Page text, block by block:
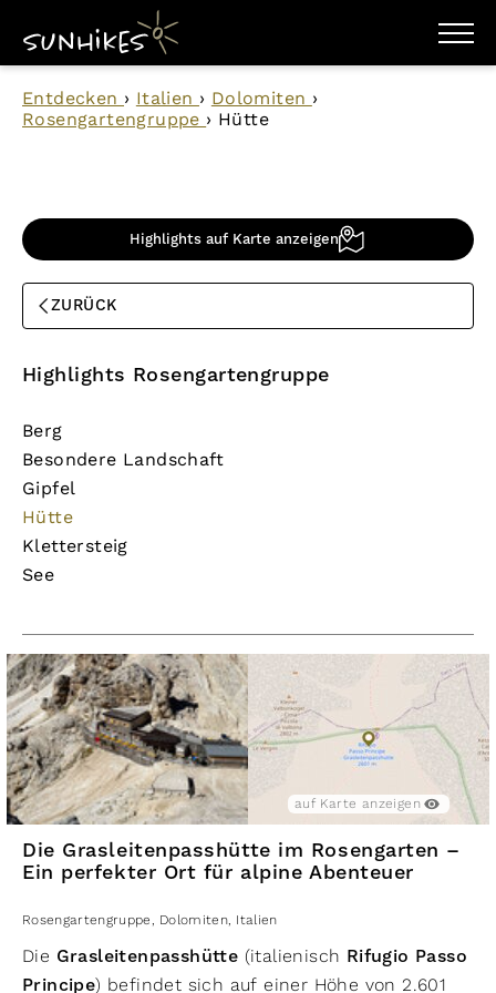
WANDERZIELE
WANDERUNGEN
ENTDECKEN
Entdecken › Italien › Dolomiten ›
Rosengartengruppe › Hütte
Highlights auf Karte anzeigen
ZURÜCK
Highlights Rosengartengruppe
Berg
Besondere Landschaft
Gipfel
Hütte
Klettersteig
See
auf Karte anzeigen
Die Grasleitenpasshütte im Rosengarten –
Ein perfekter Ort für alpine Abenteuer
Rosengartengruppe, Dolomiten, Italien
Die Grasleitenpasshütte (italienisch Rifugio Passo
Principe) befindet sich auf einer Höhe von 2.601